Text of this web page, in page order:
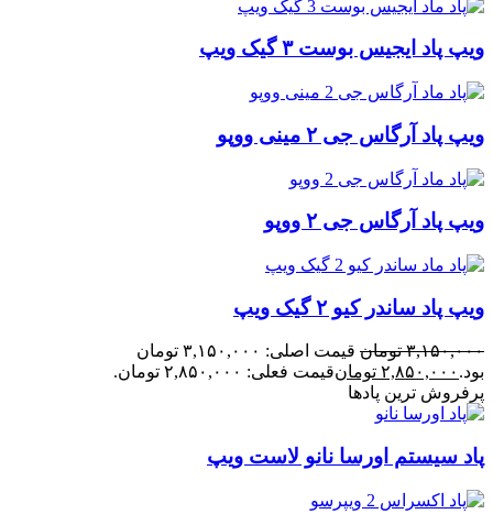
ویپ پاد ایجیس بوست ۳ گیک ویپ
ویپ پاد آرگاس جی ۲ مینی ووپو
ویپ پاد آرگاس جی ۲ ووپو
ویپ پاد ساندر کیو ۲ گیک ویپ
۳,۱۵۰,۰۰۰ تومان
قیمت اصلی: ۳,۱۵۰,۰۰۰ تومان
بود. ۲,۸۵۰,۰۰۰ تومانقیمت فعلی: ۲,۸۵۰,۰۰۰ تومان.
پرفروش ترین پادها
پاد سیستم اورسا نانو لاست ویپ